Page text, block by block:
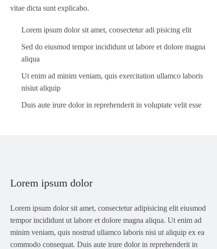
vitae dicta sunt explicabo.
Lorem ipsum dolor sit amet, consectetur adi pisicing elit
Sed do eiusmod tempor incididunt ut labore et dolore magna
aliqua
Ut enim ad minim veniam, quis exercitation ullamco laboris
nisiut aliquip
Duis aute irure dolor in reprehenderit in voluptate velit esse
Lorem ipsum dolor
Lorem ipsum dolor sit amet, consectetur adipisicing elit eiusmod
tempor incididunt ut labore et dolore magna aliqua. Ut enim ad
minim veniam, quis nostrud ullamco laboris nisi ut aliquip ex ea
commodo consequat. Duis aute irure dolor in reprehenderit in